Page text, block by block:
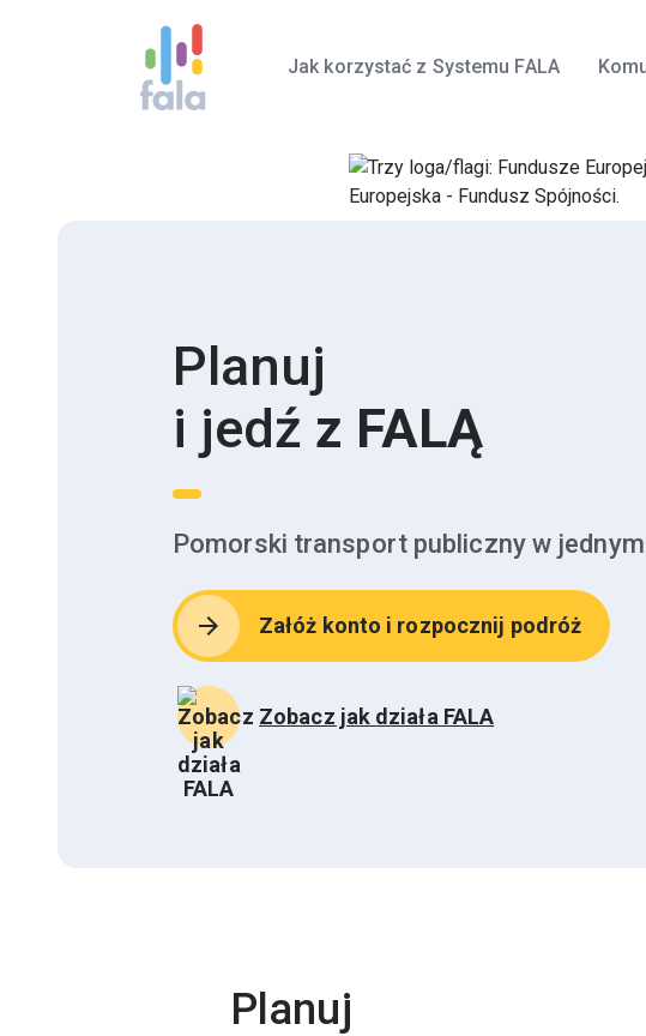
Jak korzystać z Systemu FALA
Planuj
i jedź z FALĄ
Pomorski transport publiczny w
arrow_forward Załóż konto i rozpocznij podróż
Zobacz jak działa FALA
Planuj